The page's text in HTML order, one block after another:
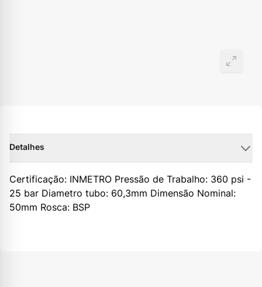
Detalhes
Certificação: INMETRO Pressão de Trabalho: 360 psi -
25 bar Diametro tubo: 60,3mm Dimensão Nominal:
50mm Rosca: BSP